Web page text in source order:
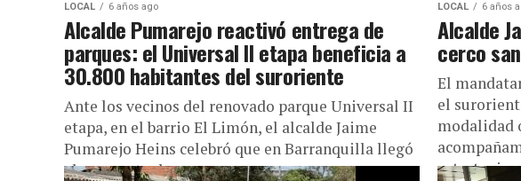
LOCAL 6 años ago
Alcalde Pumarejo reactivó entrega de
parques: el Universal II etapa beneficia a
30.800 habitantes del suroriente
Ante los vecinos del renovado parque Universal II
etapa, en el barrio El Limón, el alcalde Jaime
Pumarejo Heins celebró que en Barranquilla llegó
el momento de...
LOCAL 6 años
Alcalde
cerco
El
el
modalidad
estretegia...